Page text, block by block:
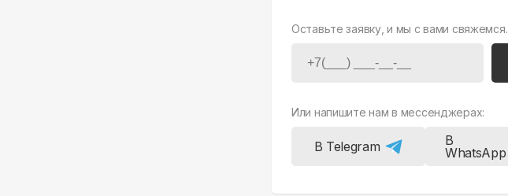
Оставьте заявку, и мы с вами свяжемся.
Или напишите нам в мессенджерах:
В Telegram
В
WhatsApp